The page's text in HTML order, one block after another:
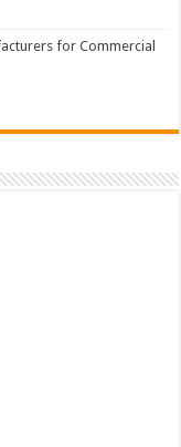
for Commercial